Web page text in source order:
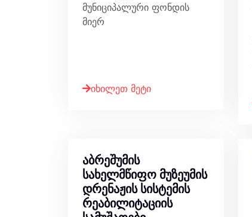
მუნიციპალური ფონდის
მიერ
იხილეთ მეტი
აბრეშუმის
სახელმწიფო მუზეუმის
დრენაჟის სისტემის
რეაბილიტაციის